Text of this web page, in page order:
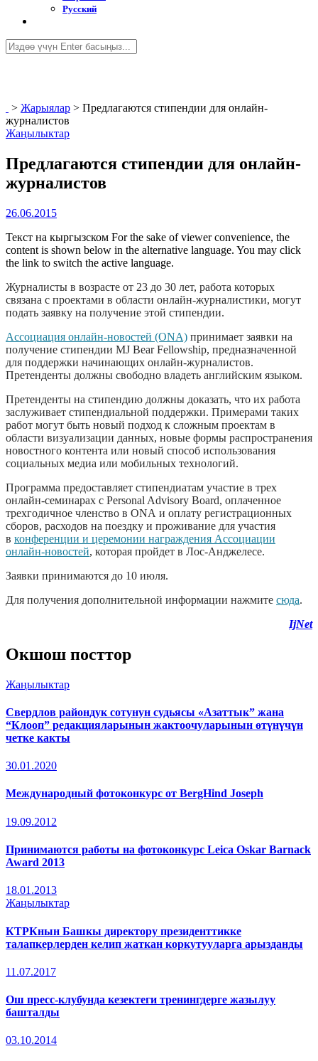
Русский
> Жарыялар > Предлагаются стипендии для онлайн-
журналистов
Жаңылыктар
Предлагаются стипендии для онлайн-
журналистов
26.06.2015
Текст на кыргызском For the sake of viewer convenience, the
content is shown below in the alternative language. You may click
the link to switch the active language.
Журналисты в возрасте от 23 до 30 лет, работа которых
связана с проектами в области онлайн-журналистики, могут
подать заявку на получение этой стипендии.
Ассоциация онлайн-новостей (ONA) принимает заявки на
получение стипендии MJ Bear Fellowship, предназначенной
для поддержки начинающих онлайн-журналистов.
Претенденты должны свободно владеть английским языком.
Претенденты на стипендию должны доказать, что их работа
заслуживает стипендиальной поддержки. Примерами таких
работ могут быть новый подход к сложным проектам в
области визуализации данных, новые формы распространения
новостного контента или новый способ использования
социальных медиа или мобильных технологий.
Программа предоставляет стипендиатам участие в трех
онлайн-семинарах с Personal Advisory Board, оплаченное
трехгодичное членство в ONA и оплату регистрационных
сборов, расходов на поездку и проживание для участия
в конференции и церемонии награждения Ассоциации
онлайн-новостей, которая пройдет в Лос-Анджелесе.
Заявки принимаются до 10 июля.
Для получения дополнительной информации нажмите сюда.
IjNet
Окшош посттор
Жаңылыктар
Свердлов райондук сотунун судьясы «Азаттык” жана
“Клооп” редакцияларынын жактоочуларынын өтүнүчүн
четке какты
30.01.2020
Международный фотоконкурс от BergHind Joseph
19.09.2012
Принимаются работы на фотоконкурс Leica Oskar Barnack
Award 2013
18.01.2013
Жаңылыктар
КТРКнын Башкы директору президенттикке
талапкерлерден келип жаткан коркутууларга арызданды
11.07.2017
Ош пресс-клубунда кезектеги тренингдерге жазылуу
башталды
03.10.2014